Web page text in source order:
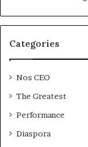
Categories
Nos CEO
The Greatest
Performance
Diaspora